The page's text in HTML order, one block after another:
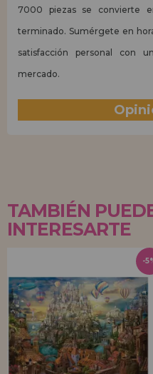
7000 piezas se convierte
terminado. Sumérgete en
satisfacción personal con
mercado.
TAMBIÉN
INTERESARTE
-